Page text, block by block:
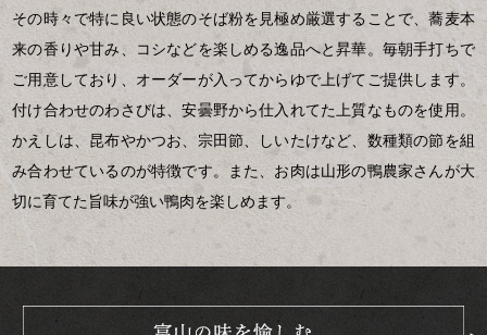
その時々で特に良い状態のそば粉を見極め厳選することで、蕎麦本
来の香りや甘み、コシなどを楽しめる逸品へと昇華。毎朝手打ちで
ご用意しており、オーダーが入ってからゆで上げてご提供します。
付け合わせのわさびは、安曇野から仕入れてた上質なものを使用。
かえしは、昆布やかつお、宗田節、しいたけなど、数種類の節を組
み合わせているのが特徴です。また、お肉は山形の鴨農家さんが大
切に育てた旨味が強い鴨肉を楽しめます。